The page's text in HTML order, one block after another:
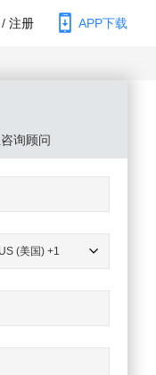
/ 注册 APP下载
询顾问
US (美国) +1